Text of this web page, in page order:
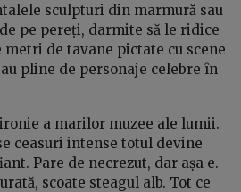
sculpturi din marmură sau
pe pereți, darmite să le ridice
de tavane pictate cu scene
pline de personaje celebre în
a marilor muzee ale lumii.
ceasuri intense totul devine
Pare de necrezut, dar așa e.
scoate steagul alb. Tot ce